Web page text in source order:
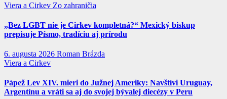
Viera a Cirkev Zo zahraničia
„Bez LGBT nie je Cirkev kompletná?“ Mexický biskup
prepisuje Písmo, tradíciu aj prírodu
6. augusta 2026 Roman Brázda
Viera a Cirkev
Pápež Lev XIV. mieri do Južnej Ameriky: Navštívi Uruguay,
Argentínu a vráti sa aj do svojej bývalej diecézy v Peru